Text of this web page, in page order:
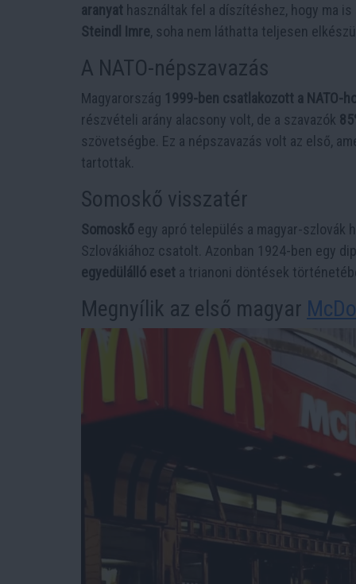
aranyat használtak fel a díszítéshez, hogy ma
Steindl Imre, soha nem láthatta teljesen
A NATO-népszavazás
Magyarország 1999-ben csatlakozott a NATO-
részvételi arány alacsony volt, de a szavazók
szövetségbe. Ez a népszavazás volt az első,
tartottak.
Somoskő visszatér
Somoskő egy apró település a magyar-szlovák
Szlovákiához csatolt. Azonban 1924-ben egy
egyedülálló eset a trianoni döntések
Megnyílik az első magyar